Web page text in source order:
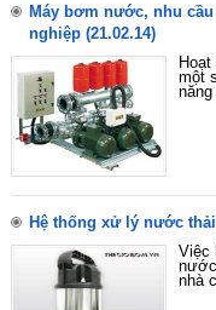
Máy bơm nước, nhu
nghiệp (21.02.14)
một
Hệ thống xử lý nước
Việc
nhà